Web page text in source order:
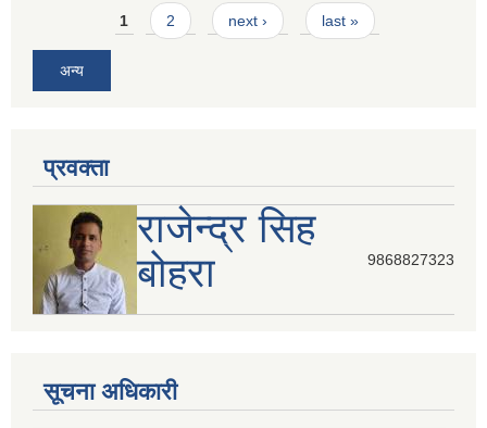
Pages1 2 next › last »
अन्य
प्रवक्ता
राजेन्द्र सिह
बोहरा
9868827323
सूचना अधिकारी